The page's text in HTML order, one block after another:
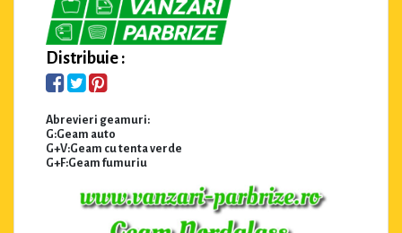
Distribuie :
Abrevieri geamuri:
G:Geam auto
G+V:Geam cu tenta verde
G+F:Geam fumuriu